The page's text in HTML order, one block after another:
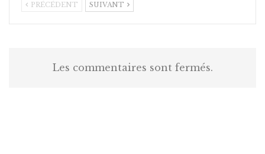
PRÉCÉDENT SUIVANT
Les commentaires sont fermés.